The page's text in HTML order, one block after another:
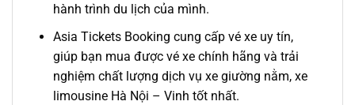
hành trình du lịch của mình.
Asia Tickets Booking cung cấp vé xe uy tín,
giúp bạn mua được vé xe chính hãng và trải
nghiệm chất lượng dịch vụ xe giường nằm, xe
limousine Hà Nội – Vinh tốt nhất.